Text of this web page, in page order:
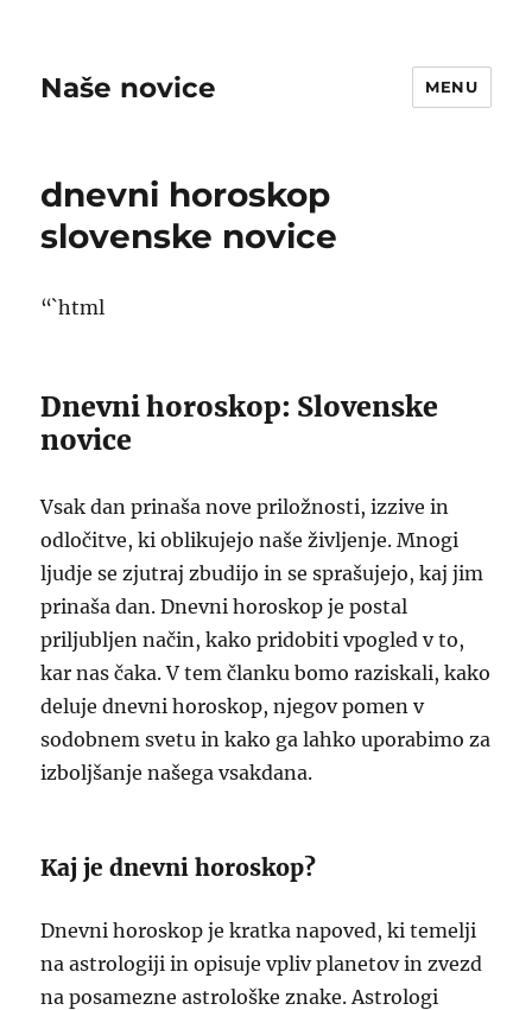
Naše novice MENU
dnevni horoskop
slovenske novice
“`html
Dnevni horoskop: Slovenske
novice
Vsak dan prinaša nove priložnosti, izzive in
odločitve, ki oblikujejo naše življenje. Mnogi
ljudje se zjutraj zbudijo in se sprašujejo, kaj jim
prinaša dan. Dnevni horoskop je postal
priljubljen način, kako pridobiti vpogled v to,
kar nas čaka. V tem članku bomo raziskali, kako
deluje dnevni horoskop, njegov pomen v
sodobnem svetu in kako ga lahko uporabimo za
izboljšanje našega vsakdana.
Kaj je dnevni horoskop?
Dnevni horoskop je kratka napoved, ki temelji
na astrologiji in opisuje vpliv planetov in zvezd
na posamezne astrološke znake. Astrologi